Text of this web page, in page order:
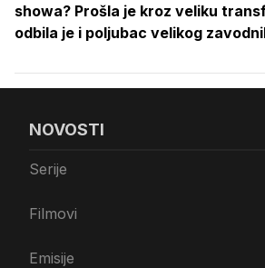
showa? Prošla je kroz veliku
odbila je i poljubac velikog
NOVOSTI
Serije
Filmovi
Emisije